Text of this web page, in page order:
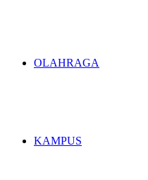
OLAHRAGA
KAMPUS